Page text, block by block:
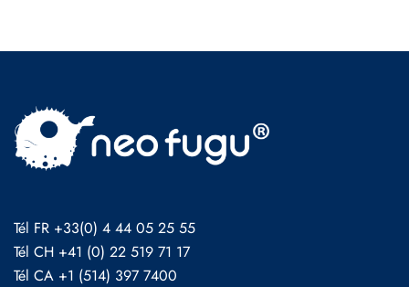
Tél FR +33(0) 4 44 05 25 55
Tél CH +41 (0) 22 519 71 17
Tél CA +1 (514) 397 7400